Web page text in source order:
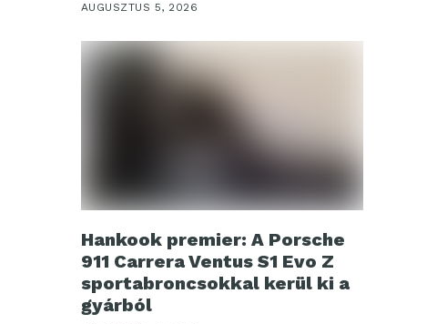
AUGUSZTUS 5, 2026
Hankook premier: A Porsche
911 Carrera Ventus S1 Evo Z
sportabroncsokkal kerül ki a
gyárból